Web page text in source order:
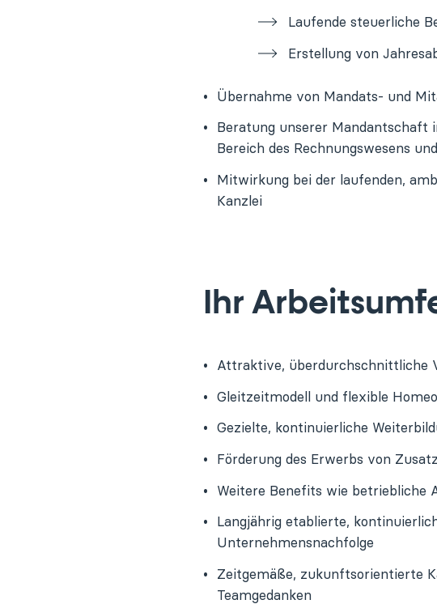
Laufende steuerliche
Erstellung von
Übernahme von Mandats- und
Beratung unserer Mandantschaft
Bereich des Rechnungswesens
Mitwirkung bei der laufenden,
Kanzlei
Ihr
Attraktive, überdurchschnittliche
Gleitzeitmodell und flexible
Gezielte, kontinuierliche
Förderung des Erwerbs von
Weitere Benefits wie betriebliche
Langjährig etablierte,
Unternehmensnachfolge
Zeitgemäße, zukunftsorientierte
Teamgedanken